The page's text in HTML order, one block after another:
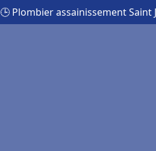
🕒 Plombier assainissement Saint